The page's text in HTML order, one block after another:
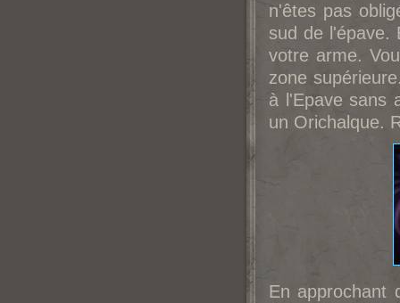
n'êtes pas
sud de l'épave.
votre arme.
zone
à l'Epave sans
un Orichalque.
En approchant